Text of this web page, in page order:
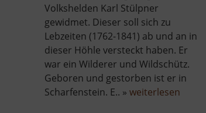
Volkshelden Karl Stülpner
gewidmet. Dieser soll sich zu
Lebzeiten (1762-1841) ab und an in
dieser Höhle versteckt haben. Er
war ein Wilderer und Wildschütz.
Geboren und gestorben ist er in
Scharfenstein. E.. »weiterlesen